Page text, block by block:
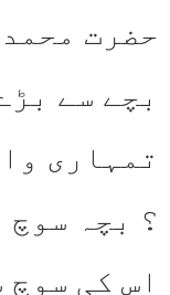
حضرت
بچے سے
تمہاری
؟ بچہ سوچ
اس کی